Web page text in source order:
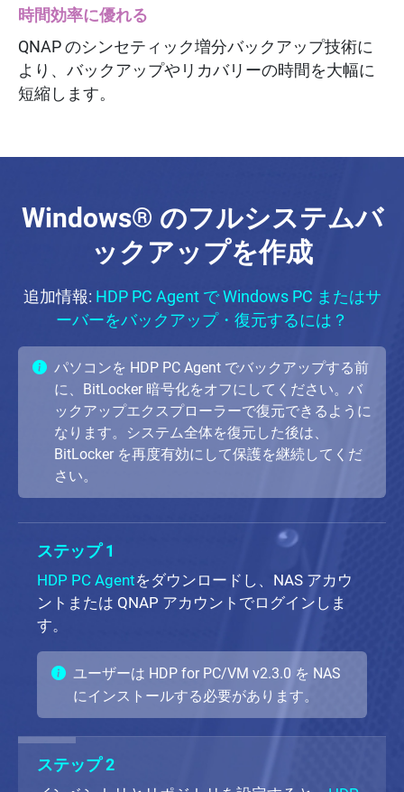
時間効率に優れる
QNAP のシンセティック増分バックアップ技術に
より、バックアップやリカバリーの時間を大幅に
短縮します。
Windows® のフルシステムバ
ックアップを作成
追加情報: HDP PC Agent で Windows PC またはサ
ーバーをバックアップ・復元するには？
パソコンを HDP PC Agent でバックアップする前
に、BitLocker 暗号化をオフにしてください。バ
ックアップエクスプローラーで復元できるように
なります。システム全体を復元した後は、
BitLocker を再度有効にして保護を継続してくだ
さい。
ステップ 1
HDP PC Agentをダウンロードし、NAS アカウ
ントまたは QNAP アカウントでログインしま
す。
ユーザーは HDP for PC/VM v2.3.0 を NAS
にインストールする必要があります。
ステップ 2